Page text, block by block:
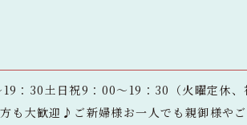
：30土日祝9：00～19：30（火曜定休、
も大歓迎♪ご新婦様お一人でも親御様や